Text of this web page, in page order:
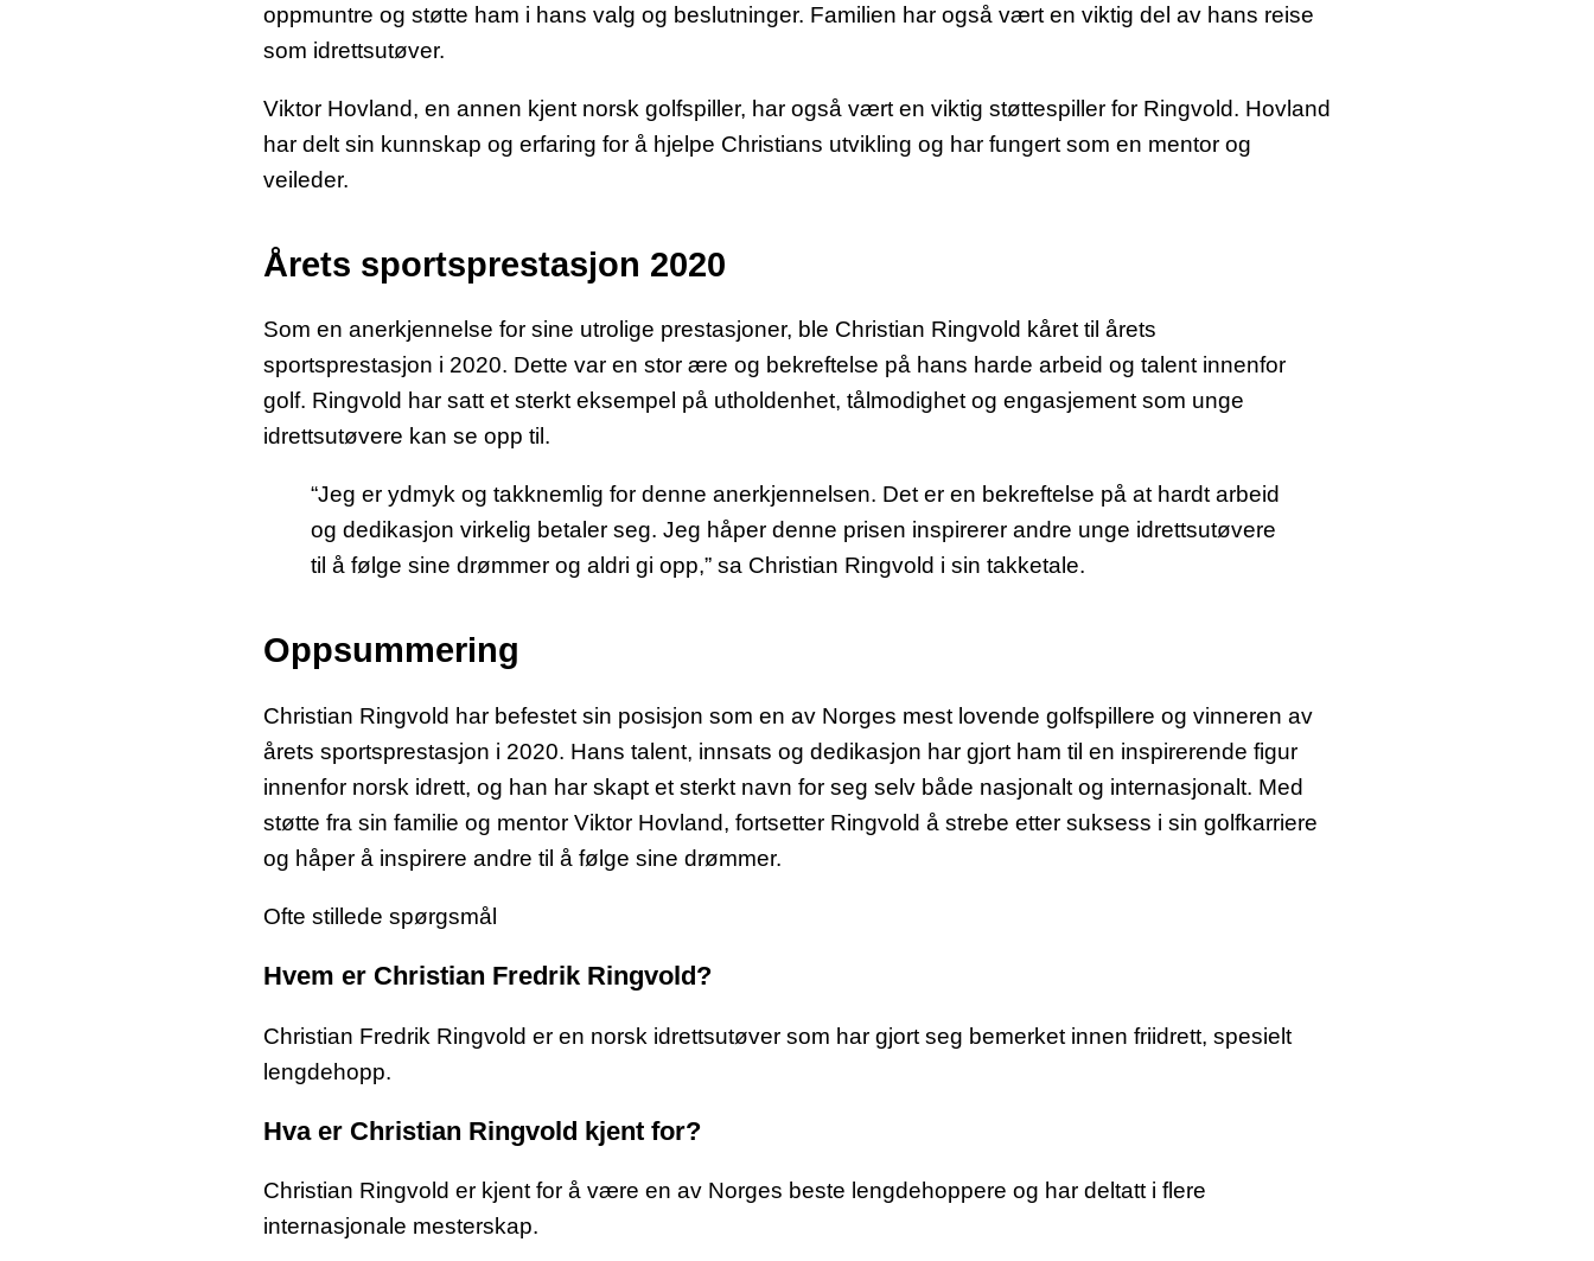
oppmuntre og støtte ham i hans valg og beslutninger. Familien har også vært en viktig del av hans reise
som idrettsutøver.
Viktor Hovland, en annen kjent norsk golfspiller, har også vært en viktig støttespiller for Ringvold. Hovland
har delt sin kunnskap og erfaring for å hjelpe Christians utvikling og har fungert som en mentor og
veileder.
Årets sportsprestasjon 2020
Som en anerkjennelse for sine utrolige prestasjoner, ble Christian Ringvold kåret til årets
sportsprestasjon i 2020. Dette var en stor ære og bekreftelse på hans harde arbeid og talent innenfor
golf. Ringvold har satt et sterkt eksempel på utholdenhet, tålmodighet og engasjement som unge
idrettsutøvere kan se opp til.
“Jeg er ydmyk og takknemlig for denne anerkjennelsen. Det er en bekreftelse på at hardt arbeid
og dedikasjon virkelig betaler seg. Jeg håper denne prisen inspirerer andre unge idrettsutøvere
til å følge sine drømmer og aldri gi opp,” sa Christian Ringvold i sin takketale.
Oppsummering
Christian Ringvold har befestet sin posisjon som en av Norges mest lovende golfspillere og vinneren av
årets sportsprestasjon i 2020. Hans talent, innsats og dedikasjon har gjort ham til en inspirerende figur
innenfor norsk idrett, og han har skapt et sterkt navn for seg selv både nasjonalt og internasjonalt. Med
støtte fra sin familie og mentor Viktor Hovland, fortsetter Ringvold å strebe etter suksess i sin golfkarriere
og håper å inspirere andre til å følge sine drømmer.
Ofte stillede spørgsmål
Hvem er Christian Fredrik Ringvold?
Christian Fredrik Ringvold er en norsk idrettsutøver som har gjort seg bemerket innen friidrett, spesielt
lengdehopp.
Hva er Christian Ringvold kjent for?
Christian Ringvold er kjent for å være en av Norges beste lengdehoppere og har deltatt i flere
internasjonale mesterskap.